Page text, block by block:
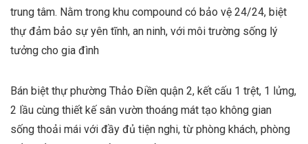
trung tâm. Nằm trong khu compound có bảo vệ 24/24, biệt
thự đảm bảo sự yên tĩnh, an ninh, với môi trường sống lý
tưởng cho gia đình
Bán biệt thự phường Thảo Điền quận 2, kết cấu 1 trệt, 1 lửng,
2 lầu cùng thiết kế sân vườn thoáng mát tạo không gian
sống thoải mái với đầy đủ tiện nghi, từ phòng khách, phòng